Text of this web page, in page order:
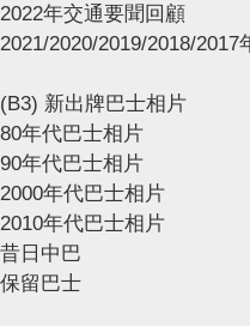
2022年交通要聞回顧
2021/2020/2019/2018/2017
(B3) 新出牌巴士相片
80年代巴士相片
90年代巴士相片
2000年代巴士相片
2010年代巴士相片
昔日中巴
保留巴士